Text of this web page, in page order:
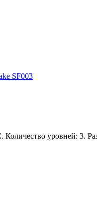
SF003
Количество уровней: 3.